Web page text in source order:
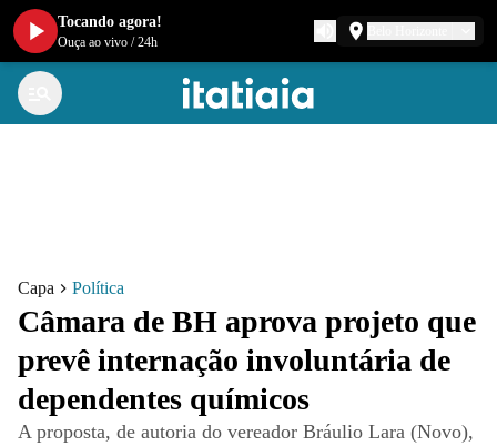
Capa Política
Câmara de BH aprova projeto que
prevê internação involuntária de
dependentes químicos
A proposta, de autoria do vereador Bráulio Lara (Novo),
Tocando agora!
Ouça ao vivo /24h